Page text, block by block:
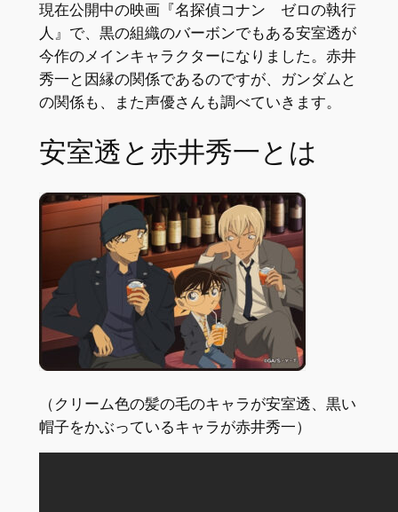
現在公開中の映画『名探偵コナン ゼロの執行
人』で、黒の組織のバーボンでもある安室透が
今作のメインキャラクターになりました。赤井
秀一と因縁の関係であるのですが、ガンダムと
の関係も、また声優さんも調べていきます。
安室透と赤井秀一とは
（クリーム色の髪の毛のキャラが安室透、黒い
帽子をかぶっているキャラが赤井秀一）